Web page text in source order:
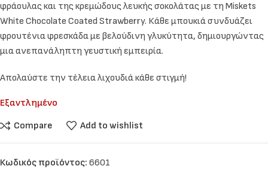
φράουλας και της κρεμώδους λευκής σοκολάτας με τη Miskets
White Chocolate Coated Strawberry. Κάθε μπουκιά συνδυάζει
φρουτένια φρεσκάδα με βελούδινη γλυκύτητα, δημιουργώντας
μια ανεπανάληπτη γευστική εμπειρία.
Απολαύστε την τέλεια λιχουδιά κάθε στιγμή!
Εξαντλημένο
Compare
Add to wishlist
Κωδικός προϊόντος: 6601